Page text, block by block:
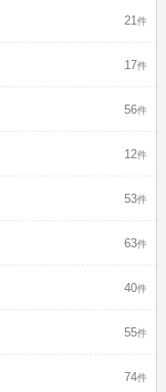
21件
17件
56件
12件
53件
63件
40件
55件
74件